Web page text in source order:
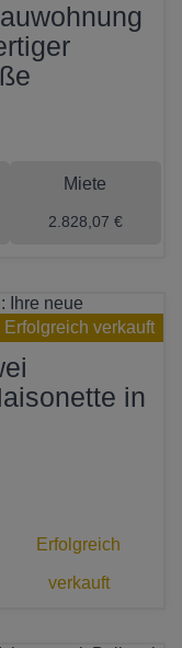
Miete
2.828,07 €
Erfolgreich verkauft
in
Erfolgreich
verkauft